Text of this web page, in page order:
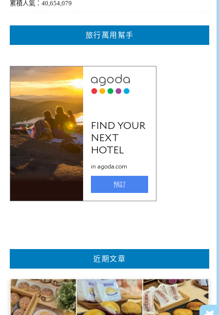
累積人氣：40,654,079
旅行萬用幫手
近期文章